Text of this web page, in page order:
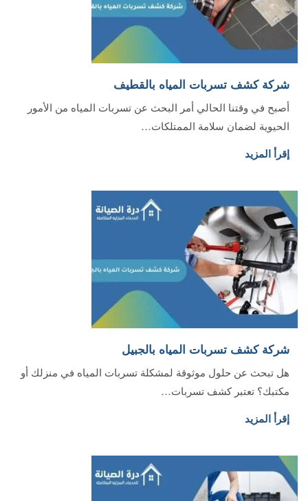
شركة كشف تسربات المياه بالقطيف
أصبح في وقتنا الحالي أمر البحث عن تسربات المياه من الأمور
الحيوية لضمان سلامة الممتلكات…
إقرأ المزيد
شركة كشف تسربات المياه بالجبيل
هل تبحث عن حلول موثوقة لمشكلة تسربات المياه في منزلك أو
مكتبك؟ تعتبر كشف تسربات…
إقرأ المزيد